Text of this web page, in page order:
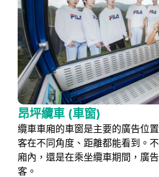
昂坪纜車 (車窗)
纜車車廂的車窗是主要的廣告位
客在不同角度、距離都能看到。
廂內，還是在乘坐纜車期間，廣
客。